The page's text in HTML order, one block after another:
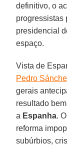
definitivo, o
progressistas
presidencial
espaço.
Vista de
Pedro
gerais
resultado
a Espanha. O
reforma
subúrbios,